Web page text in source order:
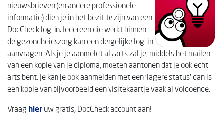
nieuwsbrieven (en andere professionele
informatie) dien je in het bezit te zijn van een
DocCheck log-in. Iedereen die werkt binnen
de gezondheidszorg kan een dergelijke log-in
aanvragen. Als je je aanmeldt als arts zal je, middels het mailen
van een kopie van je diploma, moeten aantonen dat je ook echt
arts bent. Je kan je ook aanmelden met een 'lagere status' dan is
een kopie van bijvoorbeeld een visitekaartje vaak al voldoende.
Vraag hier uw gratis, DocCheck account aan!